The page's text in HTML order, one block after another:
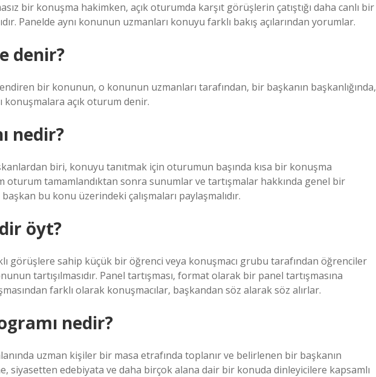
bir konuşma hakimken, açık oturumda karşıt görüşlerin çatıştığı daha canlı bir
Panelde aynı konunun uzmanları konuyu farklı bakış açılarından yorumlar.
denir?
bir konunun, o konunun uzmanları tarafından, bir başkanın başkanlığında,
konuşmalara açık oturum denir.
nedir?
biri, konuyu tanıtmak için oturumun başında kısa bir konuşma
oturum tamamlandıktan sonra sunumlar ve tartışmalar hakkında genel bir
bu konu üzerindeki çalışmaları paylaşmalıdır.
öyt?
görüşlere sahip küçük bir öğrenci veya konuşmacı grubu tarafından öğrenciler
tartışılmasıdır. Panel tartışması, format olarak bir panel tartışmasına
farklı olarak konuşmacılar, başkandan söz alarak söz alırlar.
nedir?
uzman kişiler bir masa etrafında toplanır ve belirlenen bir başkanın
siyasetten edebiyata ve daha birçok alana dair bir konuda dinleyicilere kapsamlı